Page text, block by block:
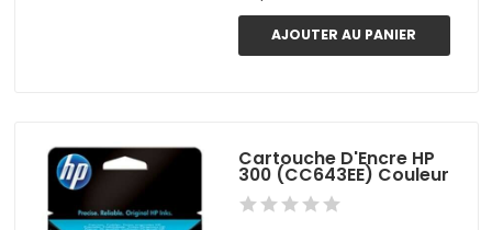
AJOUTER AU PANIER
Cartouche D'Encre HP
300 (CC643EE) Couleur